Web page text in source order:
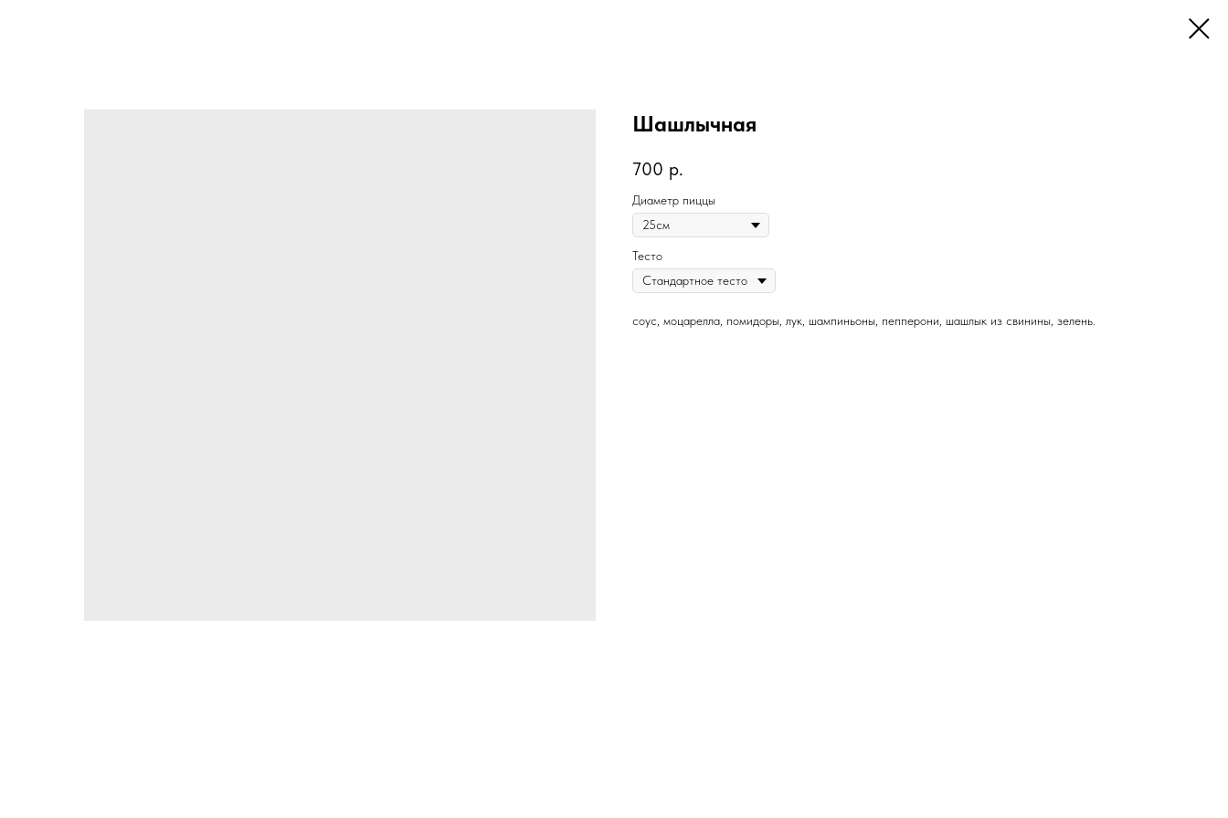
Шашлычная
700 р.
Диаметр пиццы
Тесто
соус, моцарелла, помидоры, лук, шампиньоны, пепперони, шашлык из свинины, зелень.